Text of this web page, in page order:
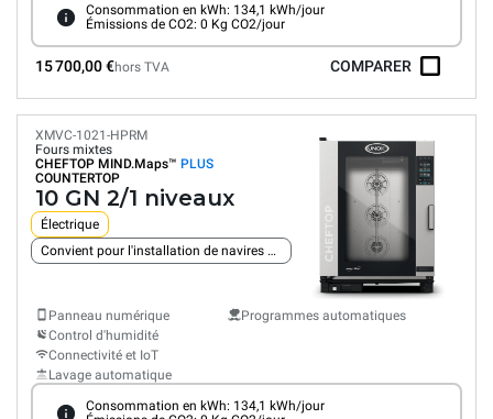
Consommation en kWh: 134,1 kWh/jour
Émissions de CO2: 0 Kg CO2/jour
15 700,00 €hors TVA COMPARER
XMVC-1021-HPRM
Fours mixtes
CHEFTOP MIND.Maps™ PLUS
COUNTERTOP
10 GN 2/1 niveaux
Électrique
Convient pour l'installation de navires et de plates-formes
Panneau numérique
Control d'humidité
Connectivité et IoT
Lavage automatique
Programmes automatiques
Consommation en kWh: 134,1 kWh/jour